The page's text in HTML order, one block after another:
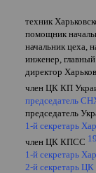
техник
помощник
начальник цеха,
инженер,
директор
член ЦК КП
председатель
председатель
1-й секретарь
член ЦК КПСС
1-й секретарь
2-й секретарь